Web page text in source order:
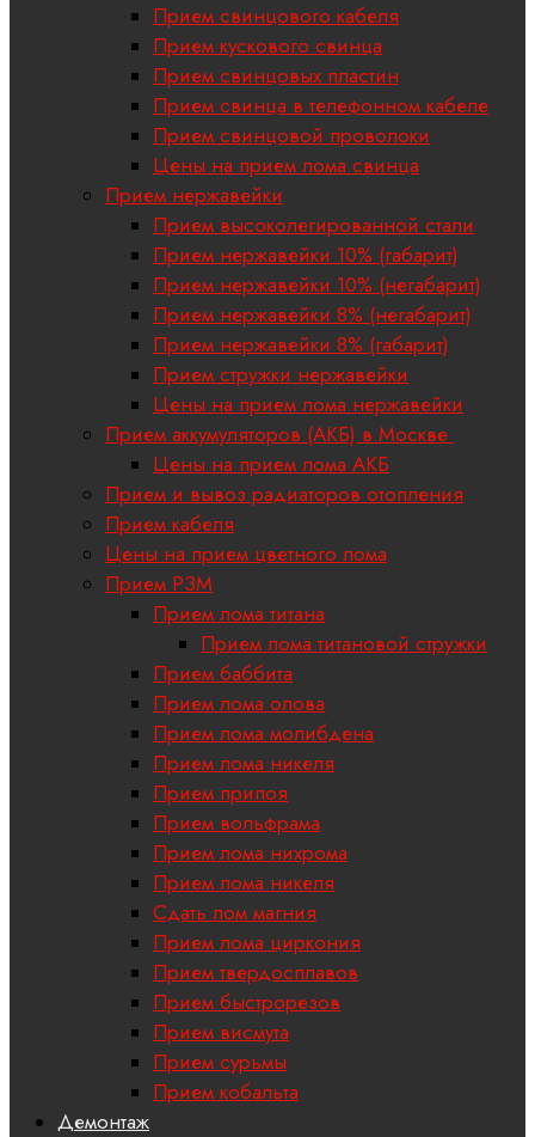
Прием свинцового кабеля
Прием кускового свинца
Прием свинцовых пластин
Прием свинца в телефонном кабеле
Прием свинцовой проволоки
Цены на прием лома свинца
Прием нержавейки
Прием высоколегированной стали
Прием нержавейки 10% (габарит)
Прием нержавейки 10% (негабарит)
Прием нержавейки 8% (негабарит)
Прием нержавейки 8% (габарит)
Прием стружки нержавейки
Цены на прием лома нержавейки
Прием аккумуляторов (АКБ) в Москве
Цены на прием лома АКБ
Прием и вывоз радиаторов отопления
Прием кабеля
Цены на прием цветного лома
Прием РЗМ
Прием лома титана
Прием лома титановой стружки
Прием баббита
Прием лома олова
Прием лома молибдена
Прием лома никеля
Прием припоя
Прием вольфрама
Прием лома нихрома
Прием лома никеля
Сдать лом магния
Прием лома циркония
Прием твердосплавов
Прием быстрорезов
Прием висмута
Прием сурьмы
Прием кобальта
Демонтаж